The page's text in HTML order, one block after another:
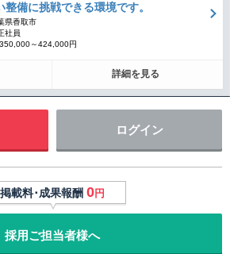
整備に挑戦できる環境です。
県香取市
社員
～424,000円
詳細を見る
ログイン
掲載料･成果報酬 0円
採用ご担当者様へ